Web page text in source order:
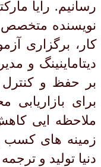
نویسنده
کار، برگزاری
دیتاماینینگ و
بر حفظ و کنترل
برای بازاریابی
ملاحظه ایی
دنیا تولید و